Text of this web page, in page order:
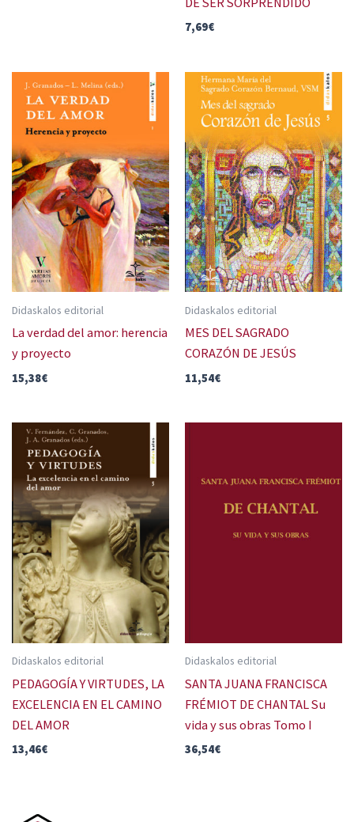
7,69€
Didaskalos editorial
La verdad del amor: herencia
y proyecto
15,38€
Didaskalos editorial
MES DEL SAGRADO
CORAZÓN DE JESÚS
11,54€
Didaskalos editorial
PEDAGOGÍA Y VIRTUDES, LA
EXCELENCIA EN EL CAMINO
DEL AMOR
13,46€
Didaskalos editorial
SANTA JUANA FRANCISCA
FRÉMIOT DE CHANTAL Su
vida y sus obras Tomo I
36,54€